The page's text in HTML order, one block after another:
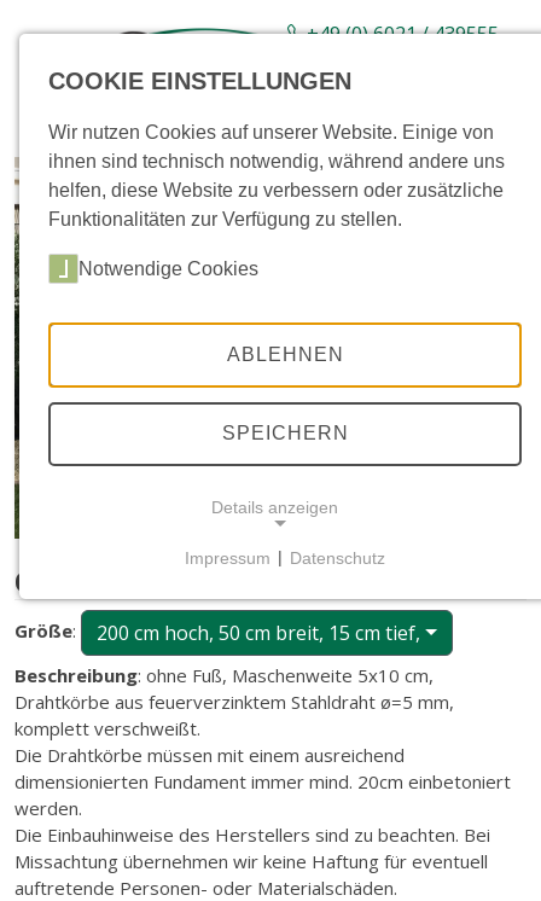
+49 (0) 6021 / 439555-
Sortiment Neuware Aktionsartikel
Gitttec, Sichtschutzelement, ECO
Größe: 200 cm hoch, 50 cm breit, 15 cm tief,
Beschreibung: ohne Fuß, Maschenweite 5x10 cm,
Drahtkörbe aus feuerverzinktem Stahldraht ø=5 mm,
komplett verschweißt.
Die Drahtkörbe müssen mit einem ausreichend
dimensionierten Fundament immer mind. 20cm einbetoniert
werden.
Die Einbauhinweise des Herstellers sind zu beachten. Bei
Missachtung übernehmen wir keine Haftung für eventuell
auftretende Personen- oder Materialschäden.
COOKIE EINSTELLUNGEN
Wir nutzen Cookies auf unserer Website. Einige von
ihnen sind technisch notwendig, während andere uns
helfen, diese Website zu verbessern oder zusätzliche
Funktionalitäten zur Verfügung zu stellen.
Notwendige Cookies
ABLEHNEN
SPEICHERN
Details anzeigen
Notwendige Cookies ermöglichen grundlegende
Funktionen und sind für die einwandfreie Funktion
der Website erforderlich.
CMS (Content Management System)
TYPO3
fe_typo_user
Zweck:
Impressum | Datenschutz